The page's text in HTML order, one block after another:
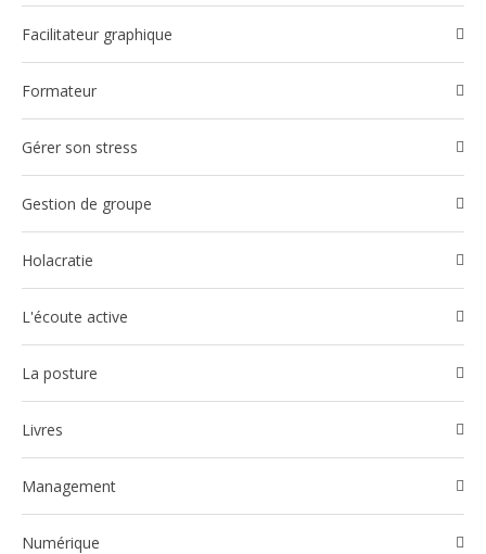
Facilitateur graphique
Formateur
Gérer son stress
Gestion de groupe
Holacratie
l'écoute active
La posture
Livres
Management
Numérique